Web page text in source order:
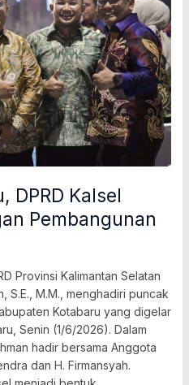
DPRD Kalsel
Pembangunan
Provinsi Kalimantan Selatan
S.E., M.M., menghadiri puncak
Kotabaru yang digelar
Senin (1/6/2026). Dalam
hadir bersama Anggota
dan H. Firmansyah.